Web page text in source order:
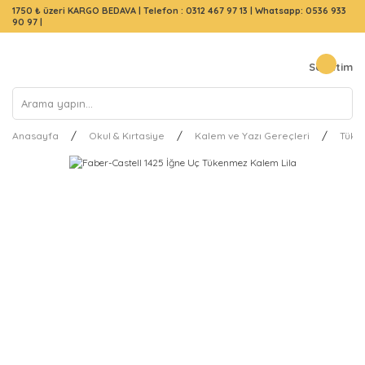
1750 ₺ üzeri KARGO BEDAVA | Telefon : 0312 467 97 13 | Whatsapp: 0536 933
90 97 |
Sepetim
Anasayfa Okul & Kırtasiye Kalem ve Yazı Gereçleri